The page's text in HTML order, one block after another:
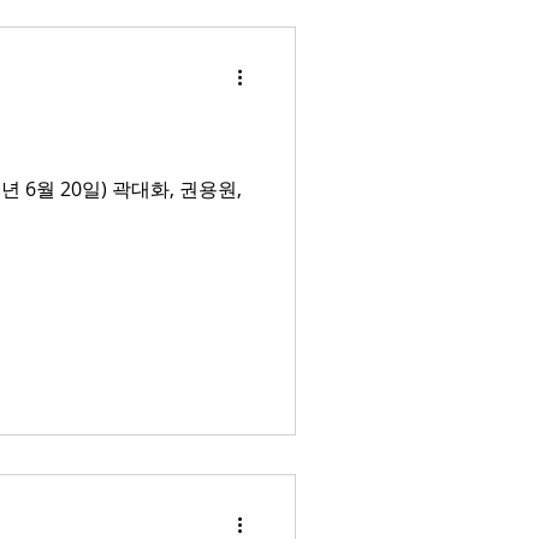
6월 20일) 곽대화, 권용원,